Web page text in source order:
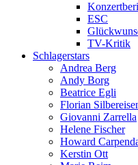
ESC
TV-Kritik
Schlagerstars
Andrea Berg
Andy Borg
Beatrice Egli
Florian
Giovanni Zarrella
Helene Fischer
Howard
Kerstin Ott